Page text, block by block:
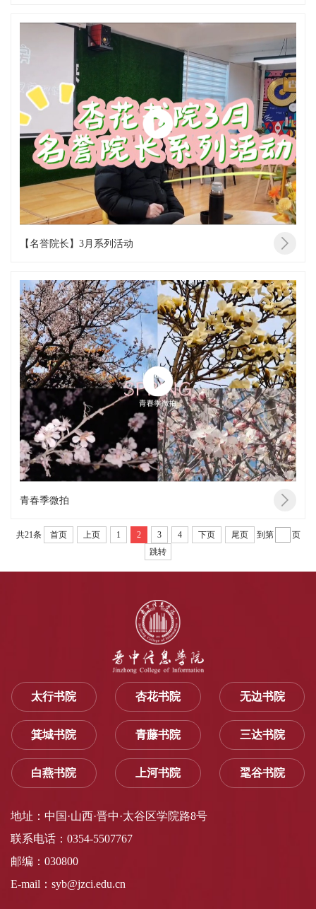
【名誉院长】3月系列活动
青春季微拍
共21条 首页 上页 1 2 3 4 下页 尾页 到第
页
跳转
太行书院 杏花书院 无边书院
箕城书院 青藤书院 三达书院
白燕书院 上河书院 毣谷书院
地址：中国·山西·晋中·太谷区学院路8号
联系电话：0354-5507767
邮编：030800
E-mail：syb@jzci.edu.cn